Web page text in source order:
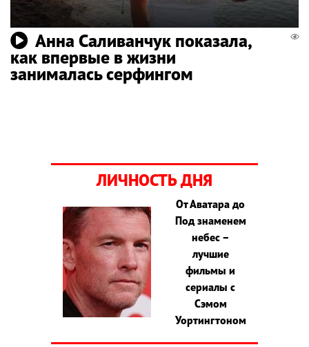
Анна Саливанчук показала,
как впервые в жизни
занималась серфингом
ЛИЧНОСТЬ ДНЯ
От Аватара до
Под знаменем
небес –
лучшие
фильмы и
сериалы с
Сэмом
Уортингтоном